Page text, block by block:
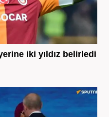
iki yıldız belirledi